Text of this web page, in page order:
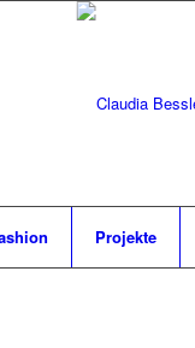
Projekte